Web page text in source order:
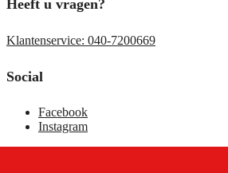
Heeft u vragen?
Klantenservice: 040-7200669
Social
Facebook
Instagram